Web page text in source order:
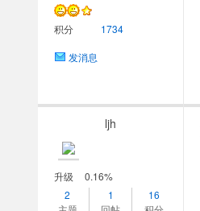
积分 1734
发消息
ljh
升级
0.16%
2
1
16